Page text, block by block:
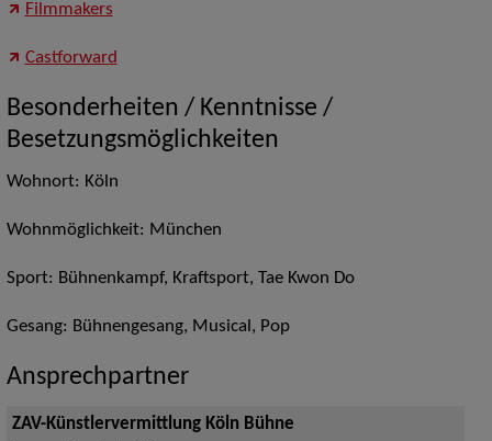
Filmmakers
Castforward
Besonderheiten / Kenntnisse /
Besetzungsmöglichkeiten
Wohnort: Köln
Wohnmöglichkeit: München
Sport: Bühnenkampf, Kraftsport, Tae Kwon Do
Gesang: Bühnengesang, Musical, Pop
Ansprechpartner
ZAV-Künstlervermittlung Köln Bühne